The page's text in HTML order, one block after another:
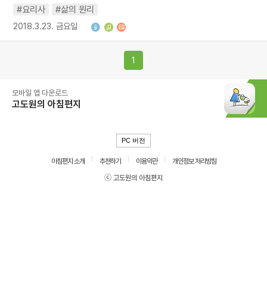
#요리사
#삶의 원리
2018.3.23. 금요일
1
모바일 앱 다운로드
고도원의 아침편지
PC 버전
아침편지 소개 추천하기 이용약관
개인정보 처리방침
ⓒ 고도원의 아침편지